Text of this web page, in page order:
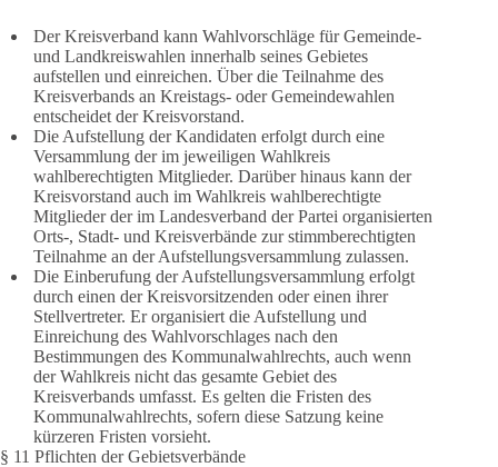
Der Kreisverband kann Wahlvorschläge für Gemeinde-
und Landkreiswahlen innerhalb seines Gebietes
aufstellen und einreichen. Über die Teilnahme des
Kreisverbands an Kreistags- oder Gemeindewahlen
entscheidet der Kreisvorstand.
Die Aufstellung der Kandidaten erfolgt durch eine
Versammlung der im jeweiligen Wahlkreis
wahlberechtigten Mitglieder. Darüber hinaus kann der
Kreisvorstand auch im Wahlkreis wahlberechtigte
Mitglieder der im Landesverband der Partei organisierten
Orts-, Stadt- und Kreisverbände zur stimmberechtigten
Teilnahme an der Aufstellungsversammlung zulassen.
Die Einberufung der Aufstellungsversammlung erfolgt
durch einen der Kreisvorsitzenden oder einen ihrer
Stellvertreter. Er organisiert die Aufstellung und
Einreichung des Wahlvorschlages nach den
Bestimmungen des Kommunalwahlrechts, auch wenn
der Wahlkreis nicht das gesamte Gebiet des
Kreisverbands umfasst. Es gelten die Fristen des
Kommunalwahlrechts, sofern diese Satzung keine
kürzeren Fristen vorsieht.
§ 11 Pflichten der Gebietsverbände